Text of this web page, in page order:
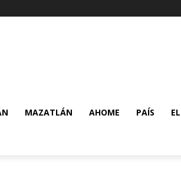
MAZATLÁN AHOME PAÍS